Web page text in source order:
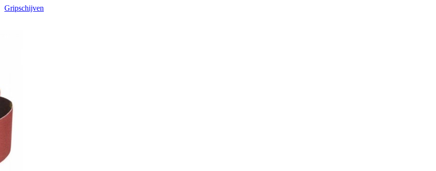
Gripschijven